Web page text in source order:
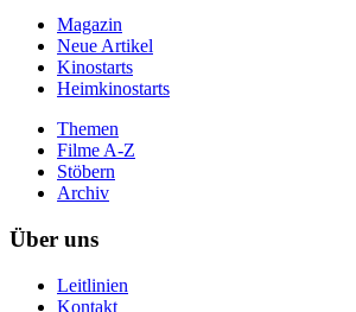
Magazin
Neue Artikel
Kinostarts
Heimkinostarts
Themen
Filme A-Z
Stöbern
Archiv
Über uns
Leitlinien
Kontakt